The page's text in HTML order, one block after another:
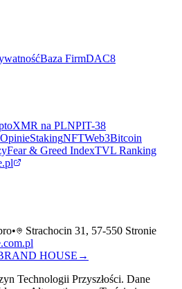
Baza FirmDAC8
XMR na PLNPIT-38
StakingNFTWeb3Bitcoin
Fear & Greed IndexTVL Ranking
•
Strachocin 31, 57-550 Stronie
HOUSE →
Technologii Przyszłości. Dane